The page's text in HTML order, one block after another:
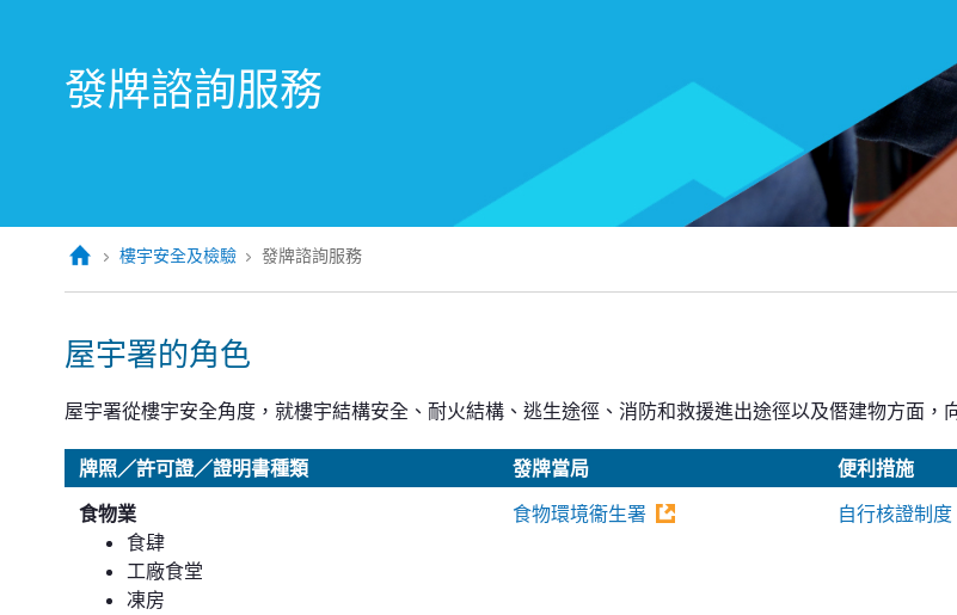
發牌諮詢服務
樓宇安全及檢驗 發牌諮詢服務
屋宇署的角色
屋宇署從樓宇安全角度，就樓宇結構安全、耐火結構、逃生途徑、消防和救援進出途徑以及僭建物方面，
牌照／許可證／證明書種類 發牌當局
便利措施
食物業
食肆
工廠食堂
凍房
食物環境衞生署 自行核證制度